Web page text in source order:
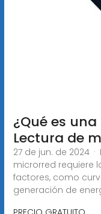
¿Qué es
Lectura de
27 de jun. de 2024
microrred requiere
factores, como
generación de